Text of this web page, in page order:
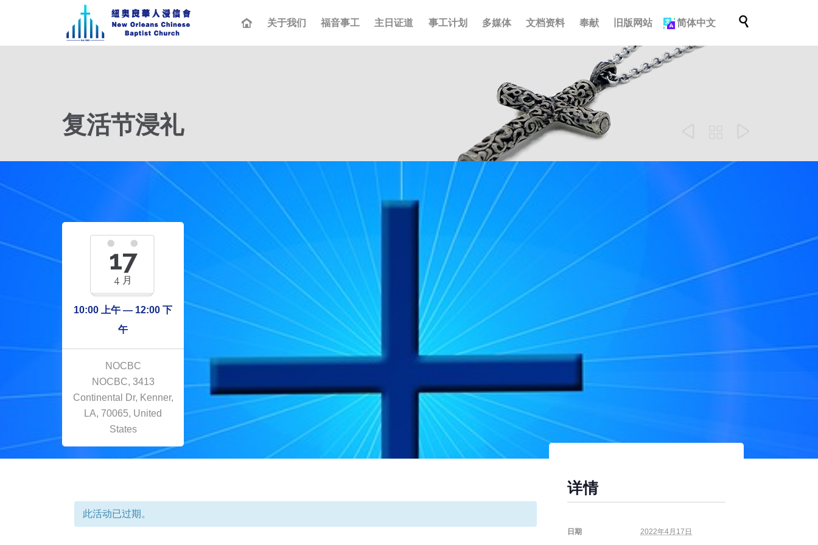
内
关于我们 福音事工 主日证道 事工计划 多媒体 文档资料 奉献 旧版网站 简体中文 
复活节浸礼
17
4 月
10:00 上午 — 12:00 下
午
NOCBC
NOCBC, 3413
Continental Dr, Kenner,
LA, 70065, United
States
此活动已过期。
详情
日期 2022年4月17日